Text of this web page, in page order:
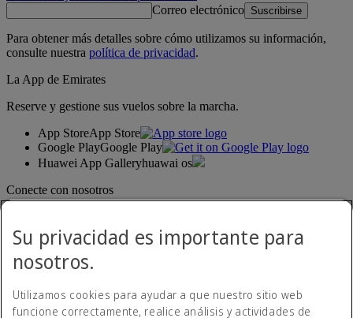
Correo electrónico Suscribirse
Para obtener más detalles sobre cómo utilizamos su información,
consulte nuestra política de privacidad.
La App de Emirates
Reserve y gestione sus vuelos sobre la marcha.
App StoreApp Store
Google PlayGoogle Play
Huawei App Galleryhuawai os
Conecte con nosotros
Su privacidad es importante para
nosotros.
Utilizamos cookies para ayudar a que nuestro sitio web
funcione correctamente, realice análisis y actividades de